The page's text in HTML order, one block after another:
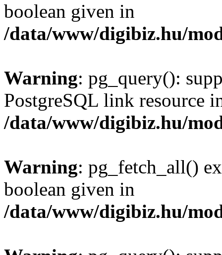
boolean given in
/data/www/digibiz.hu/
Warning: pg_query():
PostgreSQL link resource
/data/www/digibiz.hu/
Warning: pg_fetch_all()
boolean given in
/data/www/digibiz.hu/